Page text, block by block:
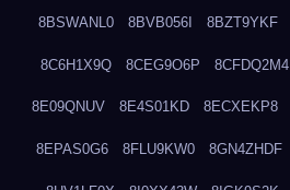
8BSWANL0 8BVB056I 8BZT9YKF
8C6H1X9Q 8CEG9O6P 8CFDQ2M4
8E09QNUV 8E4S01KD 8ECXEKP8
8EPAS0G6 8FLU9KW0 8GN4ZHDF